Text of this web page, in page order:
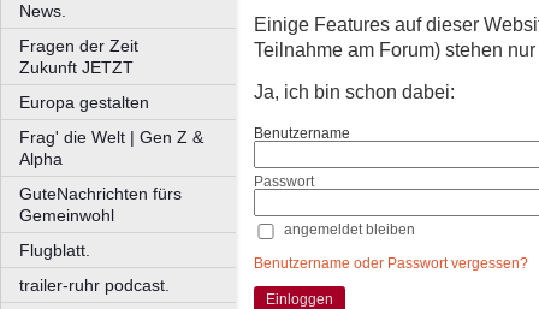
News.
Fragen der Zeit
Zukunft JETZT
Europa gestalten
Frag' die Welt | Gen Z &
Alpha
GuteNachrichten fürs
Gemeinwohl
Flugblatt.
trailer-ruhr podcast.
Einige Features auf dieser
Teilnahme am Forum) stehen
Ja, ich bin schon dabei:
Benutzername
Passwort
angemeldet bleiben
Benutzername oder Passwort vergessen?
Einloggen